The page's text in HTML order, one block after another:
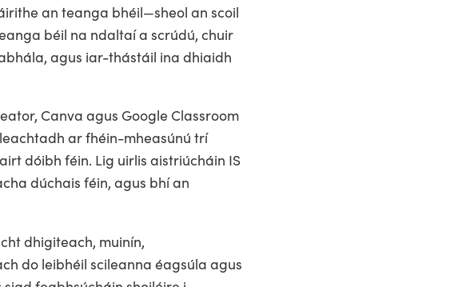
an teanga bhéil—sheol an scoil
béil na ndaltaí a scrúdú, chuir
agus iar-thástáil ina dhiaidh
Canva agus Google Classroom
ar fhéin-mheasúnú trí
dóibh féin. Lig uirlis aistriúcháin IS
dúchais féin, agus bhí an
dhigiteach, muinín,
do leibhéil scileanna éagsúla agus